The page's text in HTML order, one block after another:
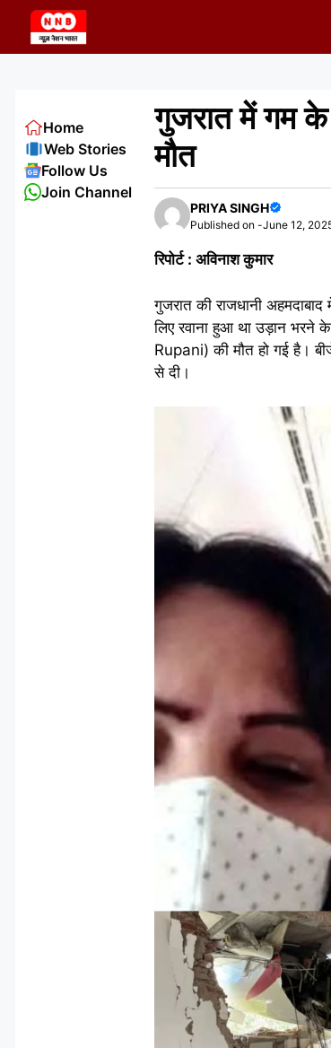
content
गुजरात में गम के
मौत
PRIYA SINGH
Published on -June 12,
रिपोर्ट : अविनाश कुमार
गुजरात की राजधानी
लिए रवाना हुआ था उड़ान भरने
Rupani) की मौत हो गई है।
से दी।
Home
Web Stories
Follow Us
Join Channel